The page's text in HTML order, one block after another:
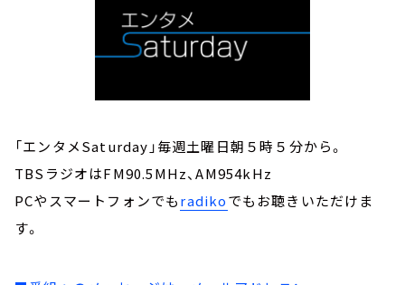
「エンタメSaturday」毎週土曜日朝５時５分から。
TBSラジオはFM90.5MHz、AM954kHz
PCやスマートフォンでもradikoでもお聴きいただけま
す。